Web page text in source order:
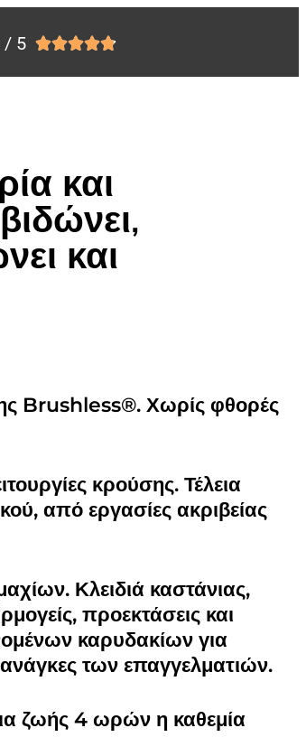
/ 5 
και
και
Brushless®. Χωρίς φθορές
κρούσης. Τέλεια
από εργασίες ακριβείας
Κλειδιά καστάνιας,
προεκτάσεις και
καρυδακίων για
των επαγγελματιών.
ζωής 4 ωρών η καθεμία